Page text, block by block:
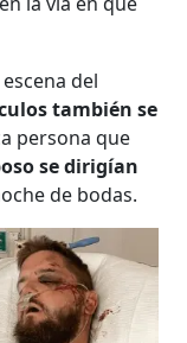
del
también se
persona que
se dirigían
de bodas.